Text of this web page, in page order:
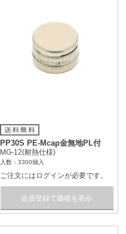
PP30S PE-Mcap金無地PL付
MG-12(耐熱仕様)
入数：3300個入
ご注文にはログインが必要です。
会員登録で価格を表示